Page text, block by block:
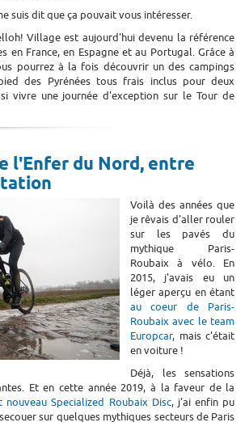
suis dit que ça pouvait vous intéresser.
Village est aujourd'hui devenu la référence
en France, en Espagne et au Portugal. Grâce à
pourrez à la fois découvrir un des campings
des Pyrénées tous frais inclus pour deux
vivre une journée d'exception sur le Tour de
l'Enfer du Nord, entre
Voilà des années que
je rêvais d'aller rouler
sur les pavés du
mythique Paris-
Roubaix à vélo. En
2015, j'avais eu un
léger aperçu en étant
au coeur de Paris-
Roubaix avec le team
Europcar, mais c'était
en voiture !
Déjà, les sensations
Et en cette année 2019, à la faveur de la
Specialized Roubaix Disc, j'ai enfin pu
sur quelques mythiques secteurs de Paris